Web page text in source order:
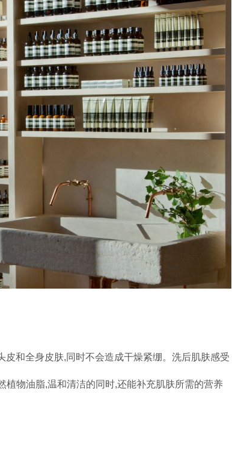
和全身皮肤,同时不会造成干燥紧绷。洗后肌肤感受
物油脂,温和清洁的同时,还能补充肌肤所需的营养